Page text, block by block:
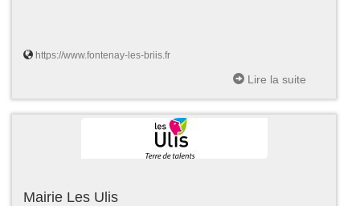
https://www.fontenay-les-briis.fr
Lire la suite
Mairie Les Ulis